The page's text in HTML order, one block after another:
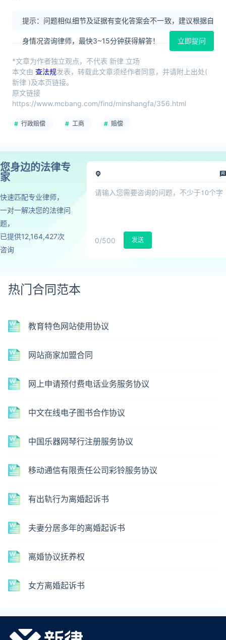
提示：问题相似细节及证据有变化答案会不一致，建议根据自
身情况咨询律师，最快3~15分钟获得解答！ 立即提问
*文章为作者独立观点，不代表 新律 立场
本文由 查法规发表，转载此文章须经作者同意，并请附上出处(
新律 )及本页链接。
原文链接
https://www.mcbang.com/find/minshangfa/356.html
行政赔偿 工商 赔偿
您身边的法律专
家
快速匹配专业律师，
一对一解决您的法律问
题，
已提供12,164,427次
咨询
0/500 发送
热门合同范本
教育特色网站使用协议
网站商家加盟合同
网上申请预付费电话业务服务协议
中文在线电子图书合作协议
中国乐器网琴行注册服务协议
移动通信有限责任公司彩铃服务协议
有出轨行为离婚起诉书
夫妻分居多年的离婚起诉书
离婚协议抚养权
女方离婚起诉书